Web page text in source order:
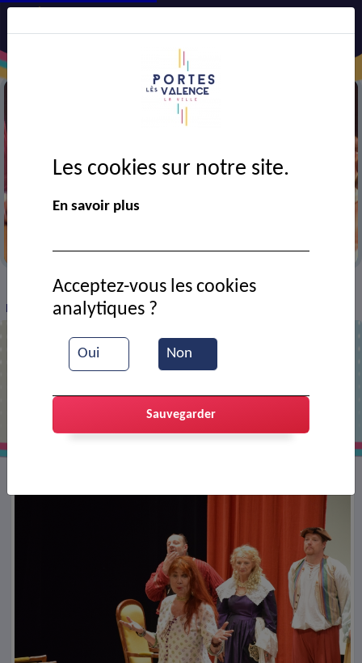
> VIE MUNICIPALE > Ressources documentaires
Festival AJT
Les cookies sur notre site.
En savoir plus
Oui Non
Acceptez-vous les cookies
analytiques ?
Sauvegarder